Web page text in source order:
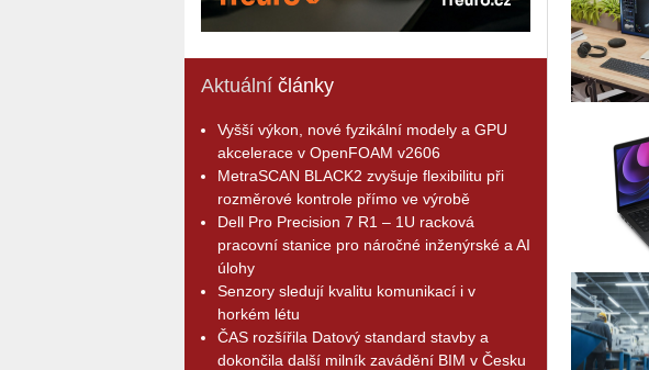
Aktuální články
Vyšší výkon, nové fyzikální modely a GPU
akcelerace v OpenFOAM v2606
MetraSCAN BLACK2 zvyšuje flexibilitu při
rozměrové kontrole přímo ve výrobě
Dell Pro Precision 7 R1 – 1U racková
pracovní stanice pro náročné inženýrské a AI
úlohy
Senzory sledují kvalitu komunikací i v
horkém létu
ČAS rozšířila Datový standard stavby a
dokončila další milník zavádění BIM v Česku